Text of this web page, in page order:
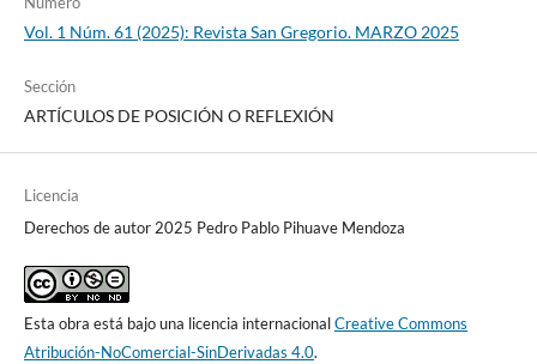
Vol. 1 Núm. 61 (2025): Revista San Gregorio. MARZO 2025
Sección
ARTÍCULOS DE POSICIÓN O REFLEXIÓN
Licencia
Derechos de autor 2025 Pedro Pablo Pihuave Mendoza
Esta obra está bajo una licencia internacionalCreative Commons
Atribución-NoComercial-SinDerivadas 4.0.